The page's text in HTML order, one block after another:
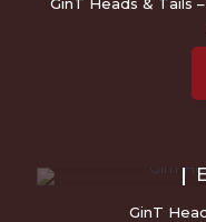
GinT